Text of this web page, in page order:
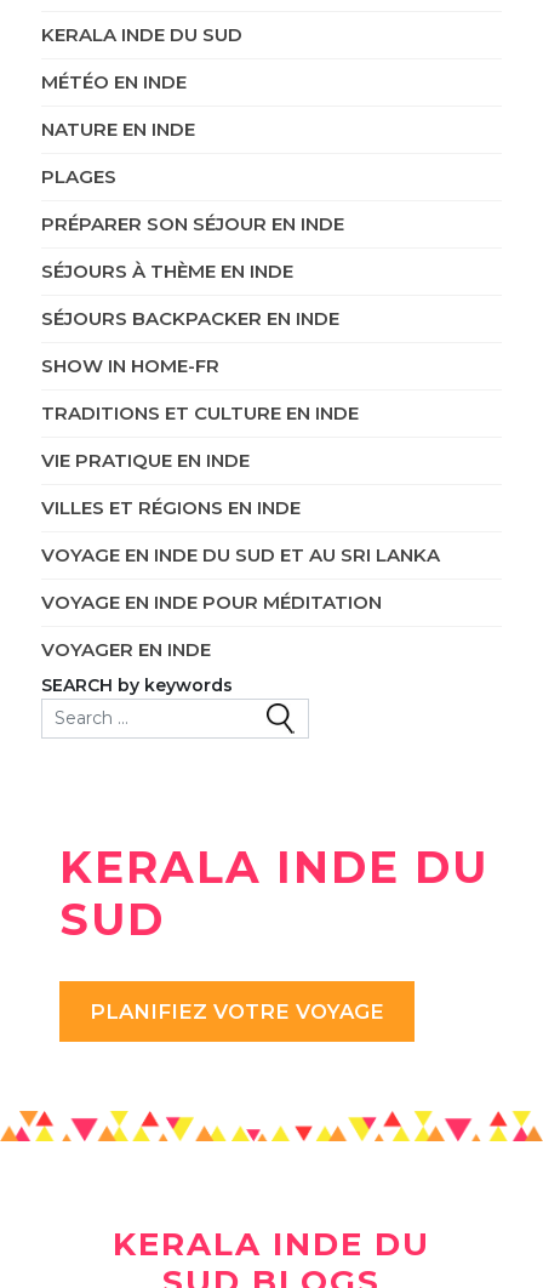
KERALA INDE DU SUD
MÉTÉO EN INDE
NATURE EN INDE
PLAGES
PRÉPARER SON SÉJOUR EN INDE
SÉJOURS À THÈME EN INDE
SÉJOURS BACKPACKER EN INDE
SHOW IN HOME-FR
TRADITIONS ET CULTURE EN INDE
VIE PRATIQUE EN INDE
VILLES ET RÉGIONS EN INDE
VOYAGE EN INDE DU SUD ET AU SRI LANKA
VOYAGE EN INDE POUR MÉDITATION
VOYAGER EN INDE
SEARCH by keywords
Search for:
KERALA INDE DU
SUD
PLANIFIEZ VOTRE VOYAGE
KERALA INDE DU